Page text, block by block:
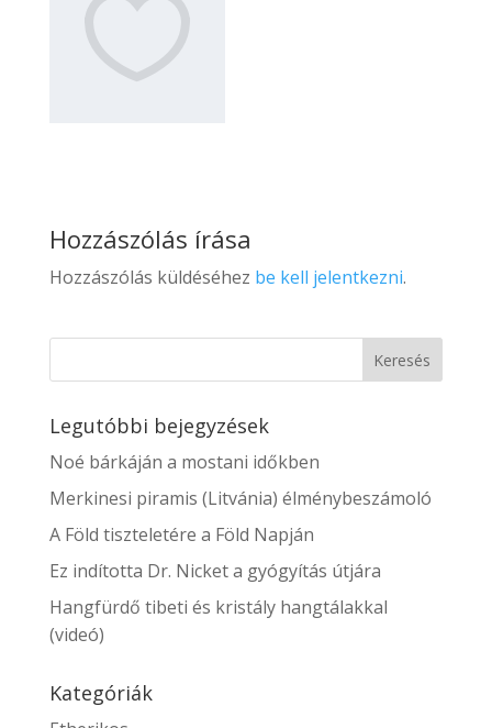
Hozzászólás írása
Hozzászólás küldéséhez be kell jelentkezni.
Legutóbbi bejegyzések
Noé bárkáján a mostani időkben
Merkinesi piramis (Litvánia) élménybeszámoló
A Föld tiszteletére a Föld Napján
Ez indította Dr. Nicket a gyógyítás útjára
Hangfürdő tibeti és kristály hangtálakkal
(videó)
Kategóriák